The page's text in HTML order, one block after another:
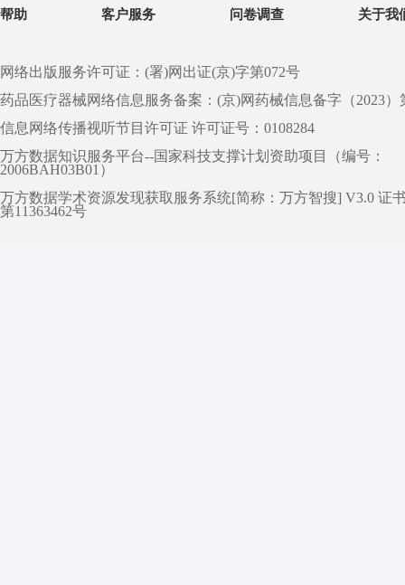
帮助 客户服务 问卷调查 关于我
网络出版服务许可证：(署)网出证(京)字第072号
药品医疗器械网络信息服务备案：(京)网药械信息备字（2023）
信息网络传播视听节目许可证 许可证号：0108284
万方数据知识服务平台--国家科技支撑计划资助项目（编号：
2006BAH03B01）
万方数据学术资源发现获取服务系统[简称：万方智搜] V3.0 证
第11363462号